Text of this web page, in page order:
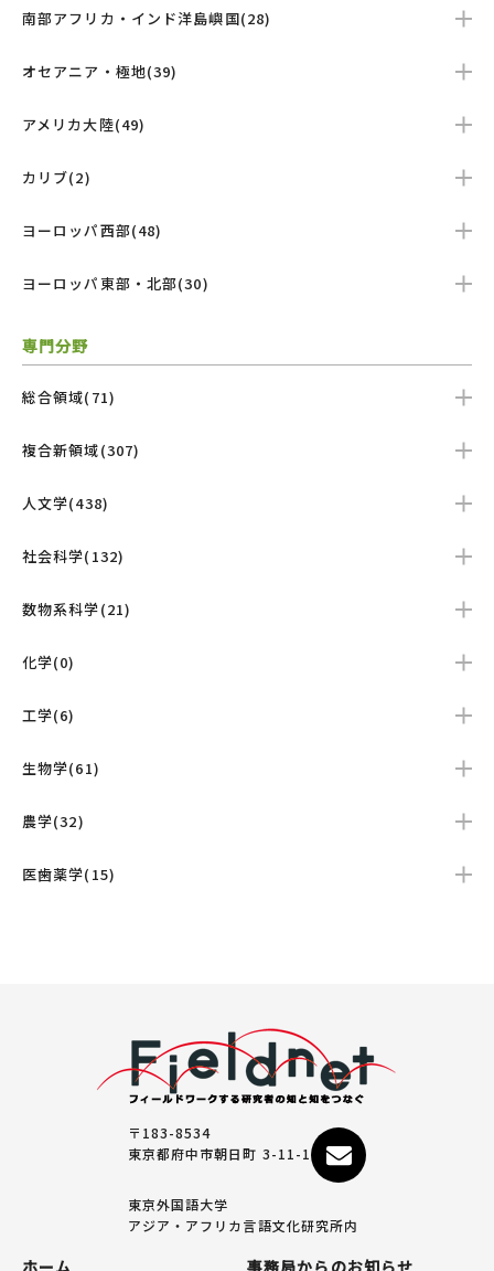
南部アフリカ・インド洋島嶼国(28)
オセアニア・極地(39)
アメリカ大陸(49)
カリブ(2)
ヨーロッパ西部(48)
ヨーロッパ東部・北部(30)
専門分野
総合領域(71)
複合新領域(307)
人文学(438)
社会科学(132)
数物系科学(21)
化学(0)
工学(6)
生物学(61)
農学(32)
医歯薬学(15)
〒183-8534
東京都府中市朝日町 3-11-1
東京外国語大学
アジア・アフリカ言語文化研究所内
ホーム 事務局からのお知らせ